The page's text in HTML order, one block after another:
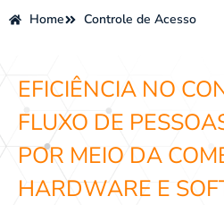
Home Controle de Acesso
EFICIÊNCIA NO
FLUXO DE
POR MEIO DA
HARDWARE E